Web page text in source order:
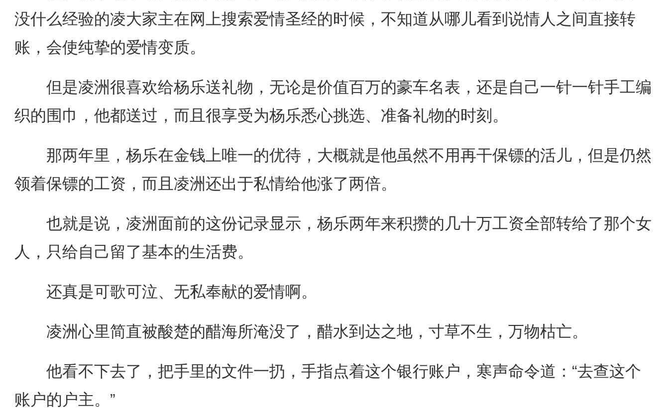
没什么经验的凌大家主在网上搜索爱情圣经的时候，不知道从哪儿看到说情人之间直接转
账，会使纯挚的爱情变质。
但是凌洲很喜欢给杨乐送礼物，无论是价值百万的豪车名表，还是自己一针一针手工编
织的围巾，他都送过，而且很享受为杨乐悉心挑选、准备礼物的时刻。
那两年里，杨乐在金钱上唯一的优待，大概就是他虽然不用再干保镖的活儿，但是仍然
领着保镖的工资，而且凌洲还出于私情给他涨了两倍。
也就是说，凌洲面前的这份记录显示，杨乐两年来积攒的几十万工资全部转给了那个女
人，只给自己留了基本的生活费。
还真是可歌可泣、无私奉献的爱情啊。
凌洲心里简直被酸楚的醋海所淹没了，醋水到达之地，寸草不生，万物枯亡。
他看不下去了，把手里的文件一扔，手指点着这个银行账户，寒声命令道：“去查这个
账户的户主。”